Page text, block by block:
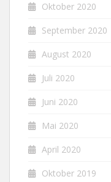
Oktober 2020
September 2020
August 2020
Juli 2020
Juni 2020
Mai 2020
April 2020
Oktober 2019